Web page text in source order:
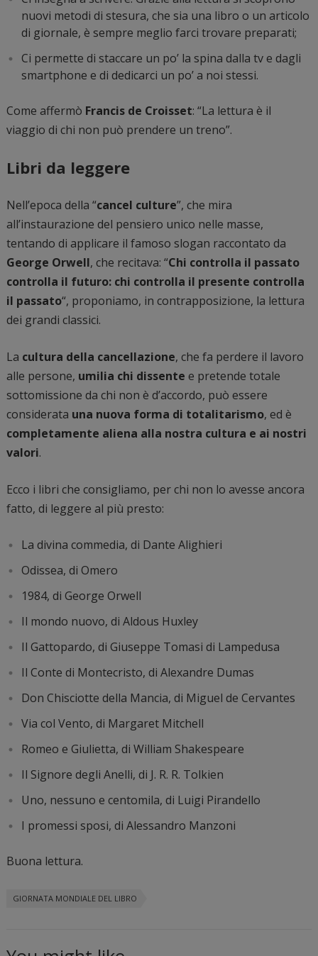
nuovi metodi di stesura, che sia una libro o un articolo
di giornale, è sempre meglio farci trovare preparati;
Ci permette di staccare un po’ la spina dalla tv e dagli
smartphone e di dedicarci un po’ a noi stessi.
Come affermò Francis de Croisset: “La lettura è il
viaggio di chi non può prendere un treno”.
Libri da leggere
Nell’epoca della “cancel culture”, che mira
all’instaurazione del pensiero unico nelle masse,
tentando di applicare il famoso slogan raccontato da
George Orwell, che recitava: “Chi controlla il passato
controlla il futuro: chi controlla il presente controlla
il passato“, proponiamo, in contrapposizione, la lettura
dei grandi classici.
La cultura della cancellazione, che fa perdere il lavoro
alle persone, umilia chi dissente e pretende totale
sottomissione da chi non è d’accordo, può essere
considerata una nuova forma di totalitarismo, ed è
completamente aliena alla nostra cultura e ai nostri
valori.
Ecco i libri che consigliamo, per chi non lo avesse ancora
fatto, di leggere al più presto:
La divina commedia, di Dante Alighieri
Odissea, di Omero
1984, di George Orwell
Il mondo nuovo, di Aldous Huxley
Il Gattopardo, di Giuseppe Tomasi di Lampedusa
Il Conte di Montecristo, di Alexandre Dumas
Don Chisciotte della Mancia, di Miguel de Cervantes
Via col Vento, di Margaret Mitchell
Romeo e Giulietta, di William Shakespeare
Il Signore degli Anelli, di J. R. R. Tolkien
Uno, nessuno e centomila, di Luigi Pirandello
I promessi sposi, di Alessandro Manzoni
Buona lettura.
GIORNATA MONDIALE DEL LIBRO